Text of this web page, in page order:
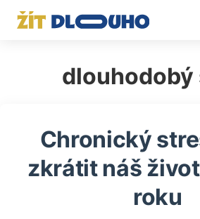
dlouhodobý
Chronický
zkrátit náš
roku